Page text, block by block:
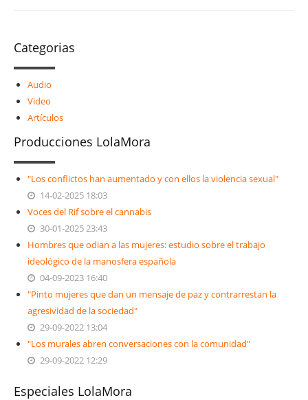
Categorias
Audio
Video
Artículos
Producciones LolaMora
"Los conflictos han aumentado y con ellos la violencia sexual"
14-02-2025 18:03
Voces del Rif sobre el cannabis
30-01-2025 23:43
Hombres que odian a las mujeres: estudio sobre el trabajo
ideológico de la manosfera española
04-09-2023 16:40
"Pinto mujeres que dan un mensaje de paz y contrarrestan la
agresividad de la sociedad"
29-09-2022 13:04
"Los murales abren conversaciones con la comunidad"
29-09-2022 12:29
Especiales LolaMora